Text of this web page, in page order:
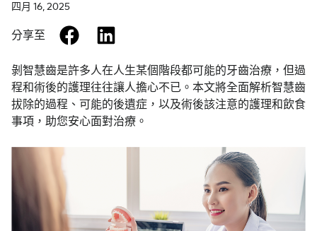
四月 16, 2025
分享至 facebook
剝智慧齒是許多人在人生某個階段都可能的牙齒治療，但過
程和術後的護理往往讓人擔心不已。本文將全面解析智慧齒
拔除的過程、可能的後遺症，以及術後該注意的護理和飲食
事項，助您安心面對治療。